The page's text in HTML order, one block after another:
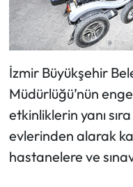
İzmir Büyükşehir
Müdürlüğü’nün
etkinliklerin yanı
evlerinden alarak
hastanelere ve